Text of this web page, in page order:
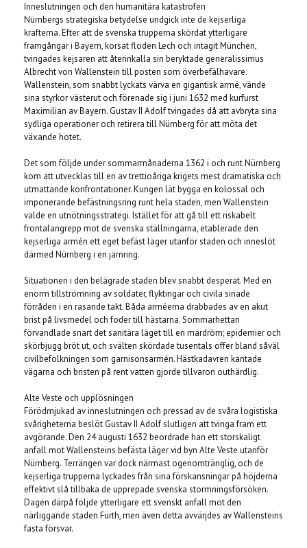
Inneslutningen och den humanitära katastrofen
Nürnbergs strategiska betydelse undgick inte de kejserliga
krafterna. Efter att de svenska trupperna skördat ytterligare
framgångar i Bayern, korsat floden Lech och intagit München,
tvingades kejsaren att återinkalla sin beryktade generalissimus
Albrecht von Wallenstein till posten som överbefälhavare.
Wallenstein, som snabbt lyckats värva en gigantisk armé, vände
sina styrkor västerut och förenade sig i juni 1632 med kurfurst
Maximilian av Bayern. Gustav II Adolf tvingades då att avbryta sina
sydliga operationer och retirera till Nürnberg för att möta det
växande hotet.
Det som följde under sommarmånaderna 1362 i och runt Nürnberg
kom att utvecklas till en av trettioåriga krigets mest dramatiska och
utmattande konfrontationer. Kungen lät bygga en kolossal och
imponerande befästningsring runt hela staden, men Wallenstein
valde en utnötningsstrategi. Istället för att gå till ett riskabelt
frontalangrepp mot de svenska ställningarna, etablerade den
kejserliga armén ett eget befäst läger utanför staden och inneslöt
därmed Nürnberg i en järnring.
Situationen i den belägrade staden blev snabbt desperat. Med en
enorm tillströmning av soldater, flyktingar och civila sinade
förråden i en rasande takt. Båda arméerna drabbades av en akut
brist på livsmedel och foder till hästarna. Sommarhettan
förvandlade snart det sanitära läget till en mardröm; epidemier och
skörbjugg bröt ut, och svälten skördade tusentals offer bland såväl
civilbefolkningen som garnisonsarmén. Hästkadavren kantade
vägarna och bristen på rent vatten gjorde tillvaron outhärdlig.
Alte Veste och upplösningen
Förödmjukad av inneslutningen och pressad av de svåra logistiska
svårigheterna beslöt Gustav II Adolf slutligen att tvinga fram ett
avgörande. Den 24 augusti 1632 beordrade han ett storskaligt
anfall mot Wallensteins befästa läger vid byn Alte Veste utanför
Nürnberg. Terrängen var dock närmast ogenomtränglig, och de
kejserliga trupperna lyckades från sina förskansningar på höjderna
effektivt slå tillbaka de upprepade svenska stormningsförsöken.
Dagen därpå följde ytterligare ett svenskt anfall mot den
närliggande staden Fürth, men även detta avvärjdes av Wallensteins
fasta försvar.